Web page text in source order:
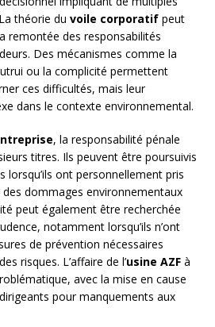
théorie du voile corporatif peut
remontée des responsabilités
Des mécanismes comme la
ou la complicité permettent
ces difficultés, mais leur
dans le contexte environnemental.
, la responsabilité pénale
titres. Ils peuvent être poursuivis
lorsqu’ils ont personnellement pris
dommages environnementaux
peut également être recherchée
notamment lorsqu’ils n’ont
de prévention nécessaires
risques. L’affaire de l’usine AZF à
avec la mise en cause
pour manquements aux